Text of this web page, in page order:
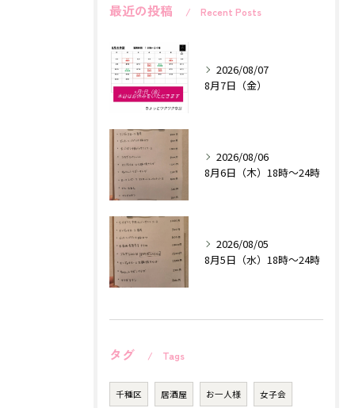
最近の投稿 Recent Posts
2026/08/07
8月7日（金）
2026/08/06
8月6日（木）18時〜24時
2026/08/05
8月5日（水）18時〜24時
タグ Tags
千種区 居酒屋 お一人様 女子会